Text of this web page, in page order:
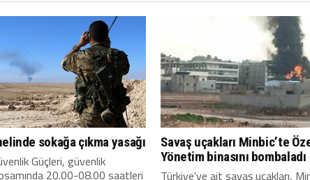
sokağa çıkma yasağı
Güçleri, güvenlik
20.00-08.00 saatleri
Savaş uçakları Minbic’te
Yönetim binasını bombaladı
Türkiye’ye ait savaş uçakları,